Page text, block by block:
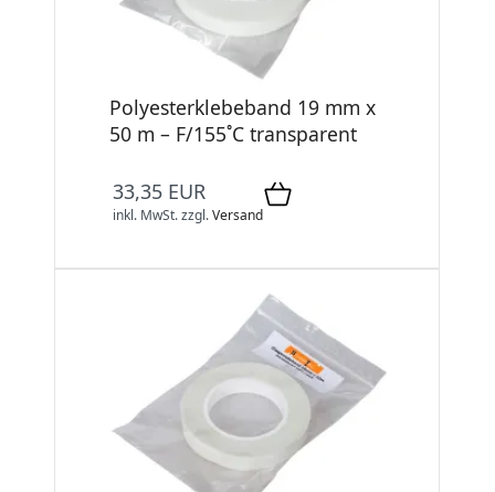
Polyesterklebeband 19 mm x
50 m – F/155˚C transparent
33,35 EUR
inkl. MwSt.zzgl.Versand